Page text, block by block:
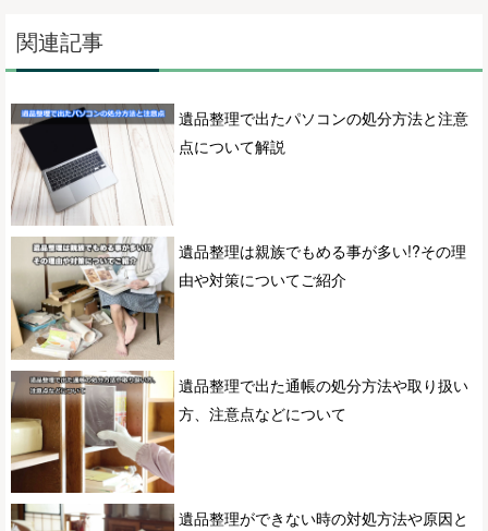
関連記事
遺品整理で出たパソコンの処分方法と注意
点について解説
遺品整理は親族でもめる事が多い!?その理
由や対策についてご紹介
遺品整理で出た通帳の処分方法や取り扱い
方、注意点などについて
遺品整理ができない時の対処方法や原因と